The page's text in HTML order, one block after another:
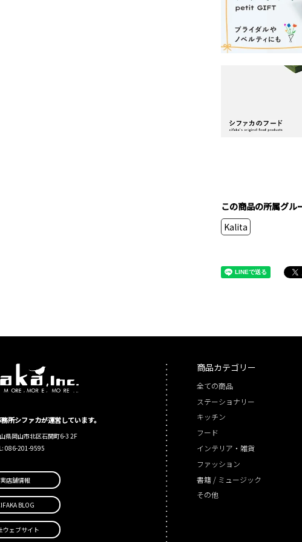
この商品の所属グル
Kalita
商品カテゴリー
全ての商品
ステーショナリー
キッチン
フード
インテリア・雑貨
ファッション
書籍 / ミュージック
その他
所シファカが運営しています。
県岡山市北区石関町6-3 2F
086-201-9595
実店舗情報
BLOG
ウェブサイト